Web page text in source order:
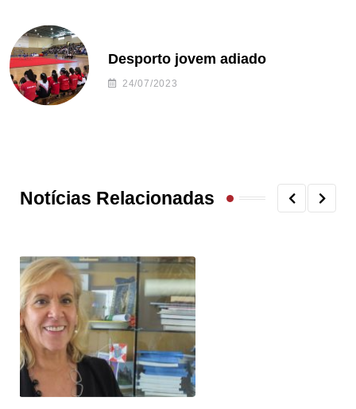
Desporto jovem adiado
24/07/2023
Notícias Relacionadas